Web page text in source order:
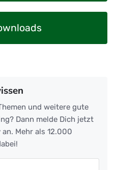
und weitere gute
Dann melde Dich jetzt
an. Mehr als 12.000